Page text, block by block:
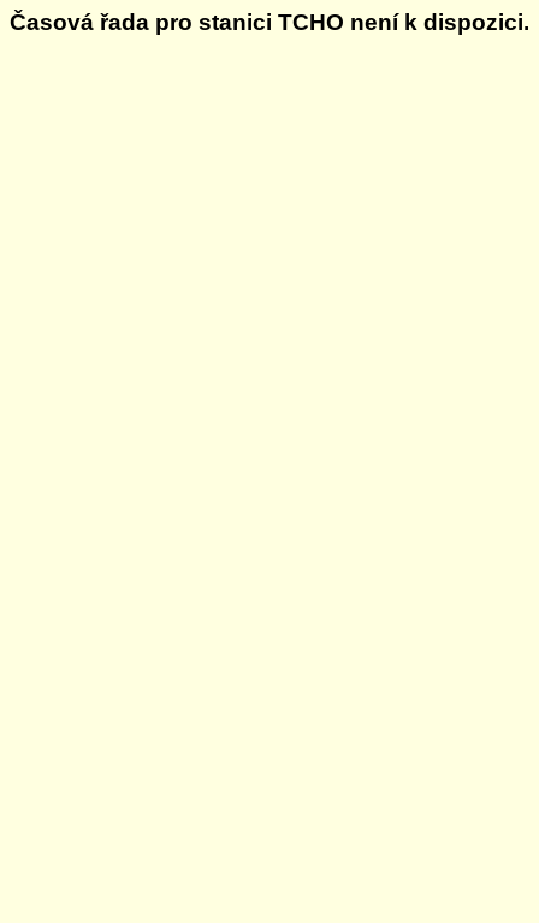
Časová řada pro stanici TCHO není k dispozici.